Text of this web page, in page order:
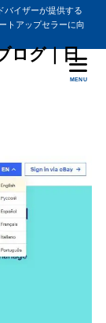
バイザーが提供する
トアップセラーに向
ログ｜日
MENU